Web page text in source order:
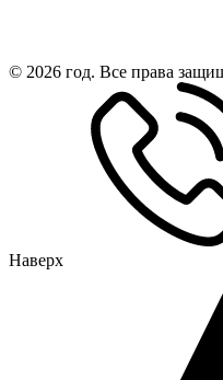
© 2026 год. Все права
Наверх